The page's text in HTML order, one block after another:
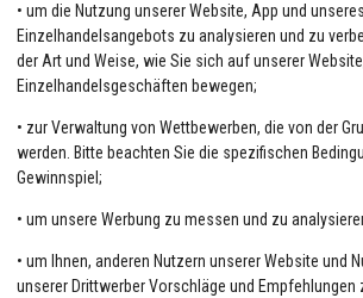
• um die Nutzung unserer Website, App und unseres
Einzelhandelsangebots zu analysieren und zu
der Art und Weise, wie Sie sich auf unserer
Einzelhandelsgeschäften bewegen;
• zur Verwaltung von Wettbewerben, die von der
werden. Bitte beachten Sie die spezifischen
Gewinnspiel;
• um unsere Werbung zu messen und zu
• um Ihnen, anderen Nutzern unserer Website und
unserer Drittwerber Vorschläge und Empfehlungen